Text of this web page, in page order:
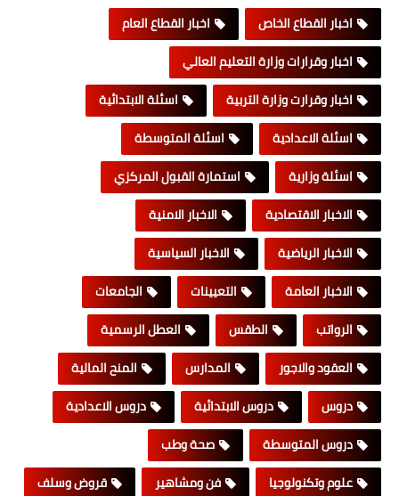
اخبار القطاع الخاص
اخبار القطاع العام
اخبار وقرارات وزارة التعليم العالي
اخبار وقرارت وزارة التربية
اسئلة الابتدائية
اسئلة الاعدادية
اسئلة المتوسطة
اسئلة وزارية
استمارة القبول المركزي
الاخبار الاقتصادية
الاخبار الامنية
الاخبار الرياضية
الاخبار السياسية
الاخبار العامة
التعيينات
الجامعات
الرواتب
الطقس
العطل الرسمية
العقود والاجور
المدارس
المنح المالية
دروس
دروس الابتدائية
دروس الاعدادية
دروس المتوسطة
صحة وطب
علوم وتكنولوجيا
فن ومشاهير
قروض وسلف